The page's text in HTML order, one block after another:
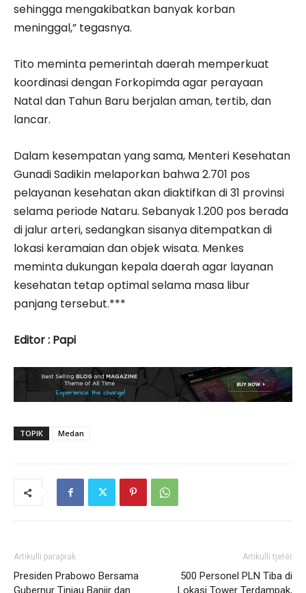
sehingga mengakibatkan banyak korban
meninggal,” tegasnya.
Tito meminta pemerintah daerah memperkuat
koordinasi dengan Forkopimda agar perayaan
Natal dan Tahun Baru berjalan aman, tertib, dan
lancar.
Dalam kesempatan yang sama, Menteri Kesehatan
Gunadi Sadikin melaporkan bahwa 2.701 pos
pelayanan kesehatan akan diaktifkan di 31 provinsi
selama periode Nataru. Sebanyak 1.200 pos berada
di jalur arteri, sedangkan sisanya ditempatkan di
lokasi keramaian dan objek wisata. Menkes
meminta dukungan kepala daerah agar layanan
kesehatan tetap optimal selama masa libur
panjang tersebut.***
Editor : Papi
TOPIK Medan
Artikulli paraprak
Presiden Prabowo Bersama
Artikulli tjetër
500 Personel PLN Tiba di